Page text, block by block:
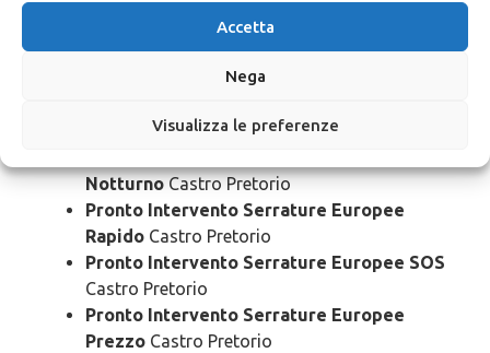
Accetta
Nega
Visualizza le preferenze
Castro Pretorio
Pronto Intervento Serrature Europee
Castro Pretorio
DomenicaCastro Pretorio
NotturnoCastro Pretorio
Pronto Intervento Serrature Europee
Rapido Castro Pretorio
Pronto Intervento Serrature Europee SOS
Castro Pretorio
Pronto Intervento Serrature Europee
Prezzo Castro Pretorio